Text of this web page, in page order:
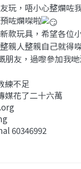
玩，唔小心整爛咗
咗爛㗎啦
款玩具，希望各位
親人整親自己就得
朋友，過嚟參加我
練不足
媒花了二十六萬
60346992